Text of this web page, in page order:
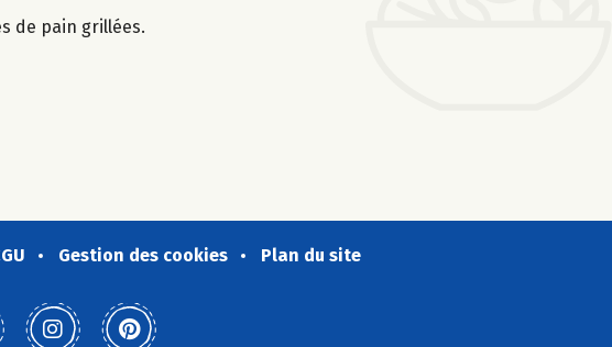
de pain grillées.
Gestion des cookies Plan du site